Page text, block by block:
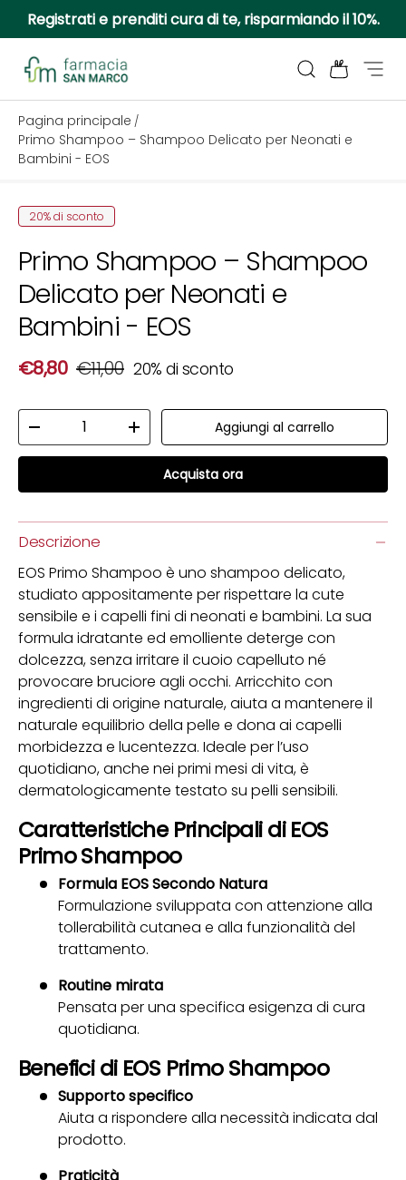
Passa ai contenuti
Registrati e prenditi cura di te, risparmiando il 10%.
Farmacia San Marco
Cerca Borsa
Pagina principale /
Primo Shampoo – Shampoo Delicato per Neonati e
Bambini - EOS
Passa alle informazioni sul prodotto
20% di sconto
Primo Shampoo – Shampoo
Delicato per Neonati e
Bambini - EOS
Prezzo di vendita
€8,80 Prezzo normale
€11,00 20% di sconto
Diminuire la quantitàAumenta la quantità
Aggiungi al carrello
Acquista ora
Descrizione
EOS Primo Shampoo è uno shampoo delicato,
studiato appositamente per rispettare la cute
sensibile e i capelli fini di neonati e bambini. La sua
formula idratante ed emolliente deterge con
dolcezza, senza irritare il cuoio capelluto né
provocare bruciore agli occhi. Arricchito con
ingredienti di origine naturale, aiuta a mantenere il
naturale equilibrio della pelle e dona ai capelli
morbidezza e lucentezza. Ideale per l’uso
quotidiano, anche nei primi mesi di vita, è
dermatologicamente testato su pelli sensibili.
Caratteristiche Principali di EOS
Primo Shampoo
Formula EOS Secondo Natura
Formulazione sviluppata con attenzione alla
tollerabilità cutanea e alla funzionalità del
trattamento.
Routine mirata
Pensata per una specifica esigenza di cura
quotidiana.
Benefici di EOS Primo Shampoo
Supporto specifico
Aiuta a rispondere alla necessità indicata dal
prodotto.
Praticità